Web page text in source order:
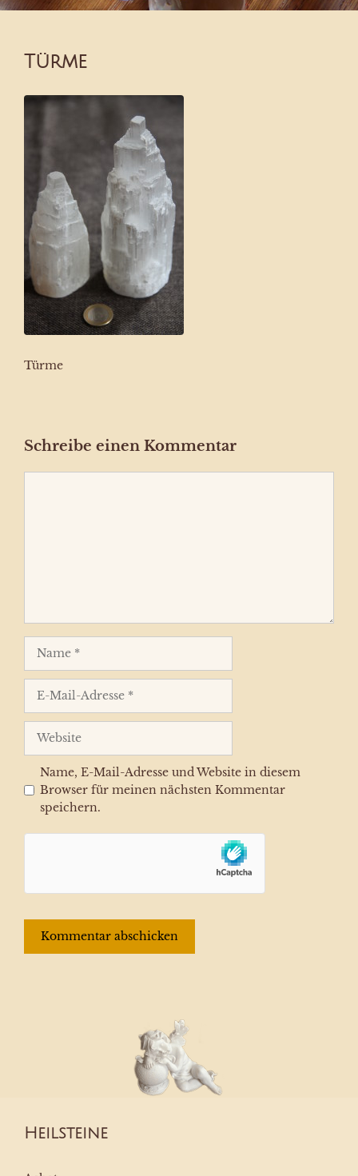
Türme
Türme
Schreibe einen Kommentar
Mail-
Adresse
Website
Name, E-Mail-Adresse und Website in diesem
Browser für meinen nächsten Kommentar
speichern.
Heilsteine